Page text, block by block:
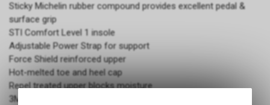
Sticky Michelin rubber compound provides excellent pedal &
surface grip
STI Comfort Level 1 insole
Adjustable Power Strap for support
Force Shield reinforced upper
Hot-melted toe and heel cap
Repel treated upper blocks moisture
3M Thinsulate™ lining